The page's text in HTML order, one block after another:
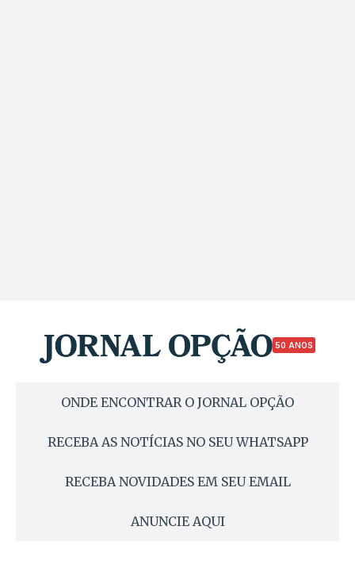
50 ANOS
ONDE ENCONTRAR O JORNAL OPÇÃO
RECEBA AS NOTÍCIAS NO SEU WHATSAPP
RECEBA NOVIDADES EM SEU EMAIL
ANUNCIE AQUI